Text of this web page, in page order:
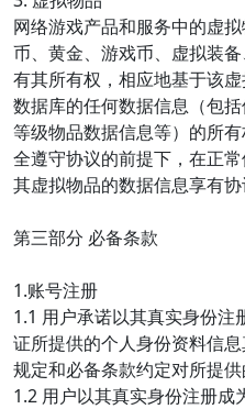
网络游戏产品和服务中的虚
币、黄金、游戏币、虚拟装
有其所有权，相应地基于该
数据库的任何数据信息（包括
等级物品数据信息等）的所
全遵守协议的前提下，在正
其虚拟物品的数据信息享有协
第三部分 必备条款
1.账号注册
1.1 用户承诺以其真实身份
证所提供的个人身份资料信
规定和必备条款约定对所提供
1.2 用户以其真实身份注册成